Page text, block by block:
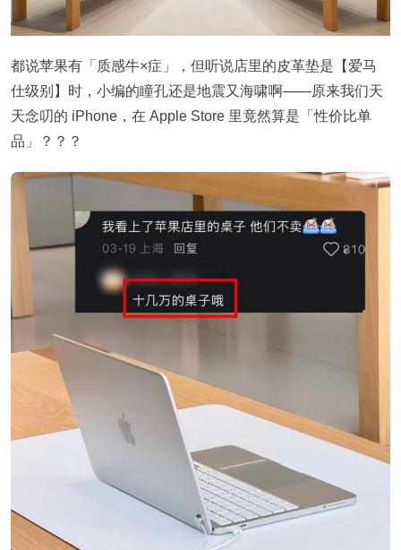
都说苹果有「质感牛×症」，但听说店里的皮革垫是【爱马
仕级别】时，小编的瞳孔还是地震又海啸啊——原来我们天
天念叨的 iPhone，在 Apple Store 里竟然算是「性价比单
品」？？？